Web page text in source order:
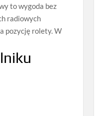
to wygoda bez
radiowych
pozycję rolety. W